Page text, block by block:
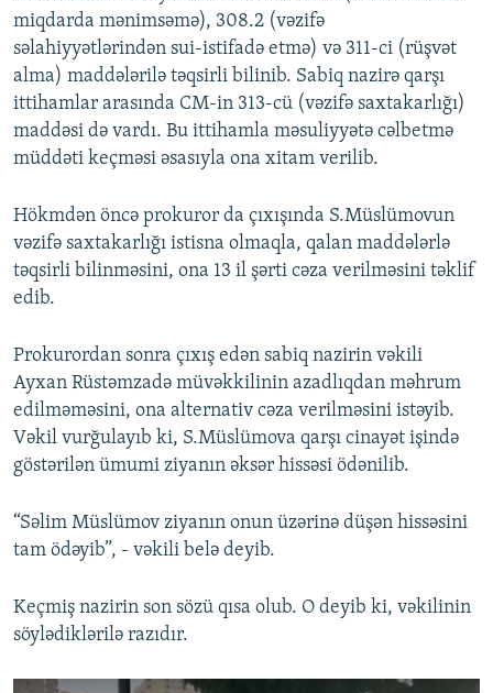
miqdarda mənimsəmə), 308.2 (vəzifə
səlahiyyətlərindən sui-istifadə etmə) və 311-ci (rüşvət
alma) maddələrilə təqsirli bilinib. Sabiq nazirə qarşı
ittihamlar arasında CM-in 313-cü (vəzifə saxtakarlığı)
maddəsi də vardı. Bu ittihamla məsuliyyətə cəlbetmə
müddəti keçməsi əsasıyla ona xitam verilib.
Hökmdən öncə prokuror da çıxışında S.Müslümovun
vəzifə saxtakarlığı istisna olmaqla, qalan maddələrlə
təqsirli bilinməsini, ona 13 il şərti cəza verilməsini təklif
edib.
Prokurordan sonra çıxış edən sabiq nazirin vəkili
Ayxan Rüstəmzadə müvəkkilinin azadlıqdan məhrum
edilməməsini, ona alternativ cəza verilməsini istəyib.
Vəkil vurğulayıb ki, S.Müslümova qarşı cinayət işində
göstərilən ümumi ziyanın əksər hissəsi ödənilib.
“Səlim Müslümov ziyanın onun üzərinə düşən hissəsini
tam ödəyib”, - vəkili belə deyib.
Keçmiş nazirin son sözü qısa olub. O deyib ki, vəkilinin
söylədiklərilə razıdır.